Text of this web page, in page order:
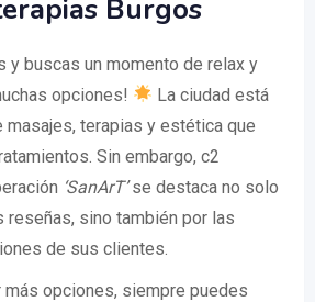
Burgos
y buscas un momento de relax y
opciones!
La ciudad está
masajes, terapias y estética que
Sin embargo, c2
‘SanArT’se destaca no solo
sino también por las
de sus clientes.
opciones, siempre puedes